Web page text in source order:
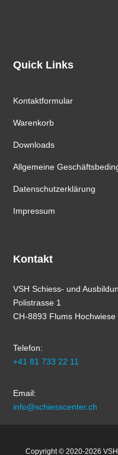
Quick Links
Kontaktformular
Warenkorb
Downloads
Allgemeine
Datenschutzerklärung
Impressum
Kontakt
VSH Schiess- und
Polistrasse 1
CH-8893 Flums Hochwiese
Telefon:
+41 81 733 22 11
Email:
info@schiesscenter.ch
Copyright © 2020-2026